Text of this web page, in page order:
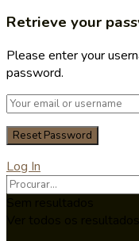
Retrieve your
Please enter your
password.
Log In